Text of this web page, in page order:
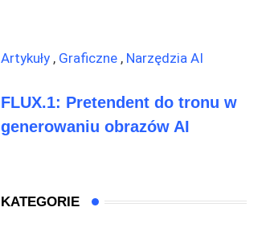
Artykuły , Graficzne , Narzędzia AI
FLUX.1: Pretendent do tronu w
generowaniu obrazów AI
KATEGORIE